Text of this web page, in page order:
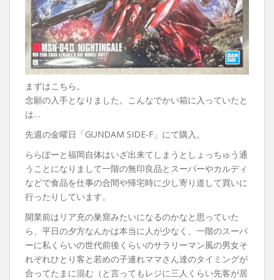
まずはこちら。
念願の入手となりました。こんなでかい箱に入っていたと
は…
先週の金曜日「GUNDAM SIDE-F」にて購入。
ららぽーと福岡自体はいざ出来てしまうとしょっちゅう通
うことになりまして一階の無印良品とスーパーやカルディ
などで食品を仕事の合間や帰宅時に少し寄り道して買いに
行ったりしています。
開業前はリア充の巣窟みたいになるのかなと思っていた
ら、平日の夕方なんかは本当に人が少なく、一階のスーパ
ーに私くらいの世代前後くらいのサラリーマン風の男女そ
れぞれひとり客と若めの子連れママさん達のタイミングが
合ってたまに混む（と言ってもレジに三人くらい先客が居